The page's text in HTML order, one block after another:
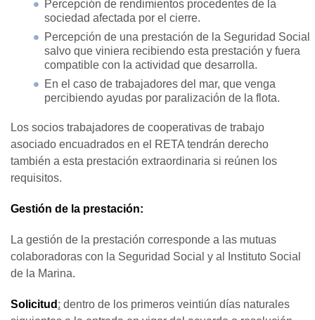
Percepción de rendimientos procedentes de la
sociedad afectada por el cierre.
Percepción de una prestación de la Seguridad Social
salvo que viniera recibiendo esta prestación y fuera
compatible con la actividad que desarrolla.
En el caso de trabajadores del mar, que venga
percibiendo ayudas por paralización de la flota.
Los socios trabajadores de cooperativas de trabajo
asociado encuadrados en el RETA tendrán derecho
también a esta prestación extraordinaria si reúnen los
requisitos.
Gestión de la prestación:
La gestión de la prestación corresponde a las mutuas
colaboradoras con la Seguridad Social y al Instituto Social
de la Marina.
Solicitud : dentro de los primeros veintiún días naturales